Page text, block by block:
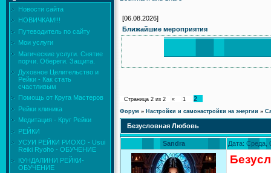
Новости сайта
НОВИЧКАМ!!!
Путеводитель по сайту
Мои услуги
Магические услуги. Снятие
порчи. Обереги. Защита.
Духовное Целительство и
Рейки - Как стать
счастливым
Помощь от Круга Мастеров
Рейки клиника
Медитация - Круг Рейки
РЕЙКИ
УСУИ РЕЙКИ РИОХО - Usui
Reiki Ryoho - ОБУЧЕНИЕ
КУНДАЛИНИ РЕЙКИ-
ОБУЧЕНИЕ
[06.08.2026]
Ближайшие мероприятия
Страница 2 из 2 « 1 2
Форум » Настройки и самонастройки на энергии »
Безусловная Любовь
Sandra Дата: Среда,